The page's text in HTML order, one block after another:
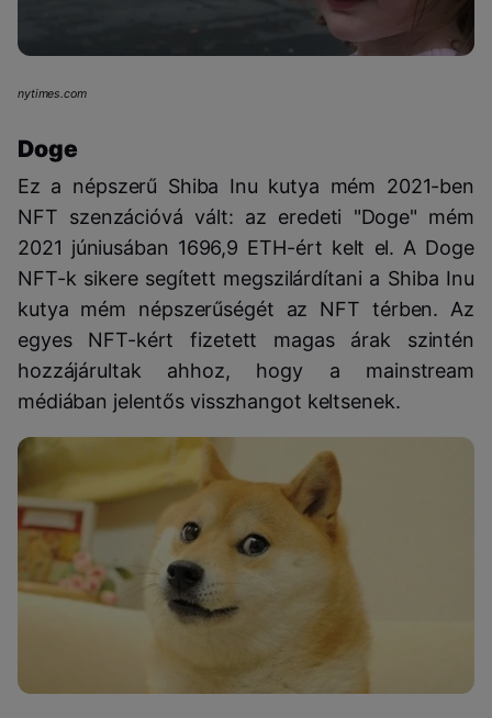
nytimes.com
Doge
Ez a népszerű Shiba Inu kutya mém 2021-ben
NFT szenzációvá vált: az eredeti "Doge" mém
2021 júniusában 1696,9 ETH-ért kelt el. A Doge
NFT-k sikere segített megszilárdítani a Shiba Inu
kutya mém népszerűségét az NFT térben. Az
egyes NFT-kért fizetett magas árak szintén
hozzájárultak ahhoz, hogy a mainstream
médiában jelentős visszhangot keltsenek.